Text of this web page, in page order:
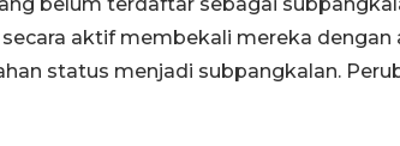
aktif membekali mereka dengan
status menjadi subpangkalan.